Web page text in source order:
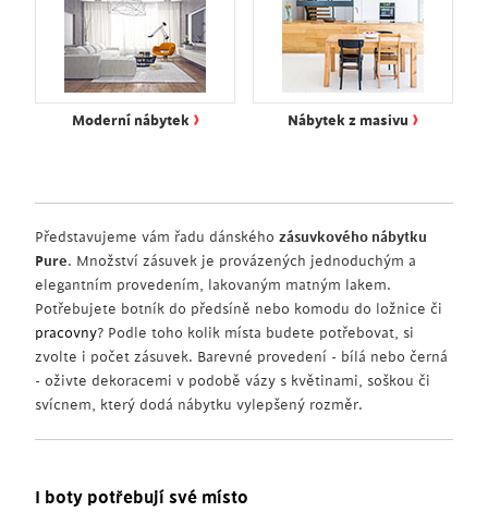
Moderní nábytek › Nábytek z masivu ›
Představujeme vám řadu dánského zásuvkového nábytku
Pure. Množství zásuvek je provázených jednoduchým a
elegantním provedením, lakovaným matným lakem.
Potřebujete botník do předsíně nebo komodu do ložnice či
pracovny? Podle toho kolik místa budete potřebovat, si
zvolte i počet zásuvek. Barevné provedení - bílá nebo černá
- oživte dekoracemi v podobě vázy s květinami, soškou či
svícnem, který dodá nábytku vylepšený rozměr.
I boty potřebují své místo